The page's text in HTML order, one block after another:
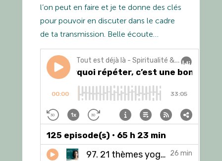
l’on peut en faire et je te donne des clés
pour pouvoir en discuter dans le cadre
de ta transmission. Belle écoute…